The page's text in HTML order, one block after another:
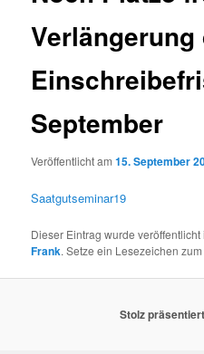
Verlängerung
September
Veröffentlicht am15. September
Saatgutseminar19
Dieser Eintrag wurde
Frank. Setze ein Lesezeichen zum
Stolz